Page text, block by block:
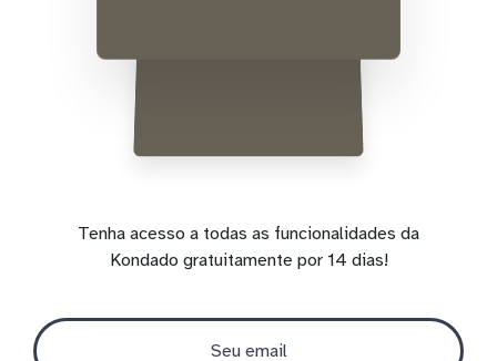
Tenha acesso a todas as funcionalidades da
Kondado gratuitamente por 14 dias!